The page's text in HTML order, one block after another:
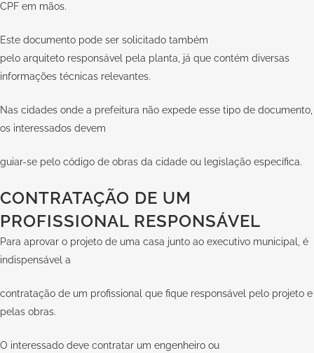
CPF em mãos.
Este documento pode ser solicitado também
pelo arquiteto responsável pela planta, já que contém diversas
informações técnicas relevantes.
Nas cidades onde a prefeitura não expede esse tipo de documento,
os interessados devem
guiar-se pelo código de obras da cidade ou legislação específica.
CONTRATAÇÃO DE UM
PROFISSIONAL RESPONSÁVEL
Para aprovar o projeto de uma casa junto ao executivo municipal, é
indispensável a
contratação de um profissional que fique responsável pelo projeto e
pelas obras.
O interessado deve contratar um engenheiro ou